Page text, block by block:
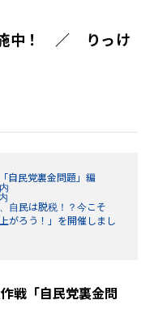
施中！ ／ りっけ
自民党裏金問題」編
自民は脱税！？今こそ
がろう！」を開催しまし
戦「自民党裏金問